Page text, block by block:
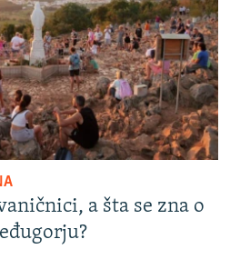
a šta se zna o